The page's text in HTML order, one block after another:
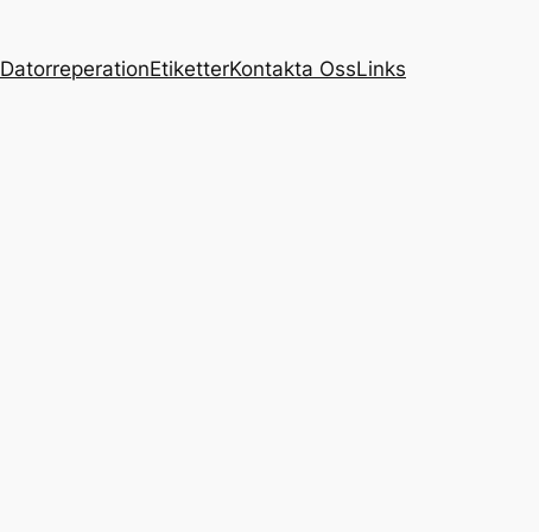
DatorreperationEtiketterKontakta OssLinks